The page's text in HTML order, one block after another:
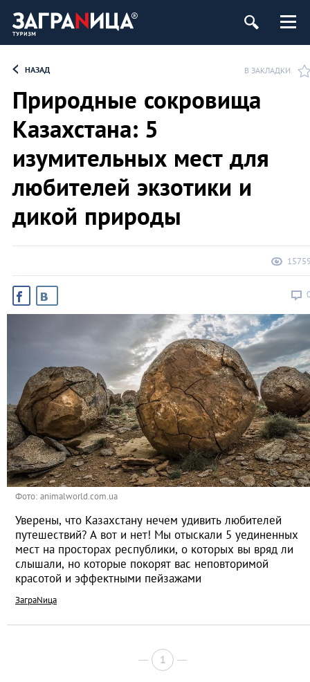
НАЗАД В ЗАКЛАДКИ
Природные сокровища
Казахстана: 5
изумительных мест для
любителей экзотики и
дикой природы
Фото: animalworld.com.ua
Уверены, что Казахстану нечем удивить любителей
путешествий? А вот и нет! Мы отыскали 5 уединенных
мест на просторах республики, о которых вы вряд ли
слышали, но которые покорят вас неповторимой
красотой и эффектными пейзажами
ЗаграNица
1